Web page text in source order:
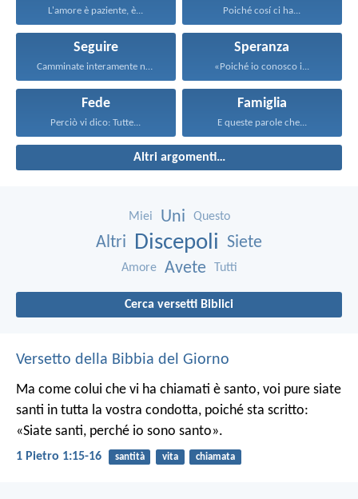
L'amore è paziente, è... Poiché cosí ci ha...
Seguire
Camminate interamente nella via...
Speranza
«Poiché io conosco i...
Fede
Perciò vi dico: Tutte...
Famiglia
E queste parole che...
Altri argomenti…
Miei Uni Questo
Altri Discepoli Siete
Amore Avete Tutti
Cerca versetti Biblici
Versetto della Bibbia del Giorno
Ma come colui che vi ha chiamati è santo, voi pure siate
santi in tutta la vostra condotta, poiché sta scritto:
«Siate santi, perché io sono santo».
1 Pietro 1:15-16 santità vita chiamata